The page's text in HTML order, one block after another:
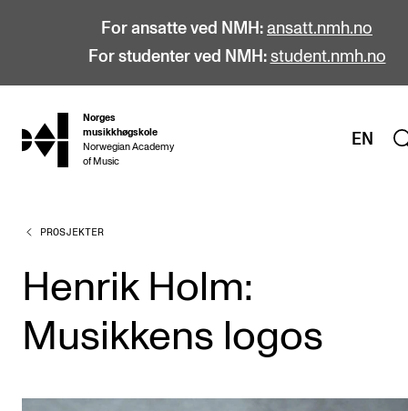
For ansatte ved NMH: ansatt.nmh.no
For studenter ved NMH: student.nmh.no
hjem
Norges
musikkhøgskole
Norwegian Academy
of Music
EN
STUDIER
Alle studier
Bachelor
Master
Årsstudium og videreutdanning
PROSJEKTER
Henrik Holm:
Musikkens logos